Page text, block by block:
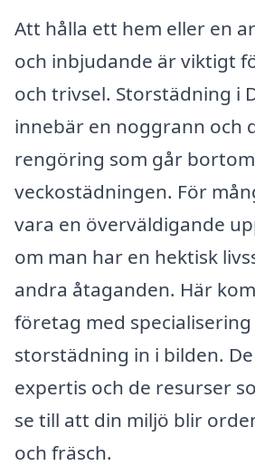
Att hålla ett hem eller en
och inbjudande är viktigt
och trivsel. Storstädning i
innebär en noggrann och
rengöring som går
veckostädningen. För
vara en överväldigande
om man har en hektisk
andra åtaganden. Här
företag med
storstädning in i bilden.
expertis och de resurser
se till att din miljö blir
och fräsch.